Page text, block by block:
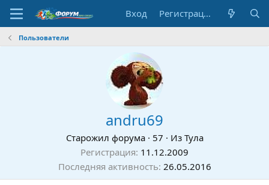
Вход Регистрация
Пользователи
andru69
Старожил форума · 57 · Из Тула
Регистрация 11.12.2009
Последняя активность 26.05.2016